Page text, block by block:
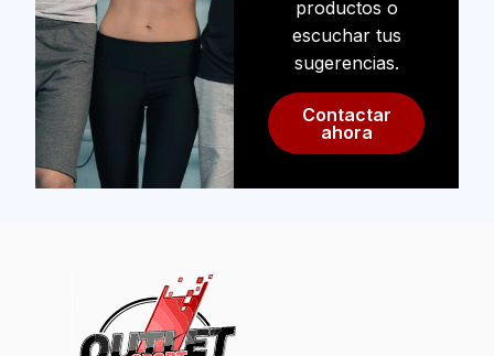
productos o
escuchar tus
sugerencias.
Contactar
ahora